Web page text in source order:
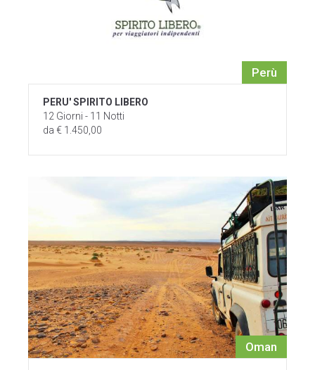
Perù
PERU' SPIRITO LIBERO
12 Giorni - 11 Notti
da € 1.450,00
Oman